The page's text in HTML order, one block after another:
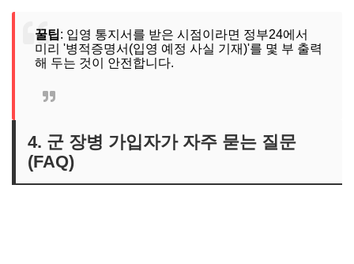
꿀팁: 입영 통지서를 받은 시점이라면 정부24에서
미리 '병적증명서(입영 예정 사실 기재)'를 몇 부 출력
해 두는 것이 안전합니다.
4. 군 장병 가입자가 자주 묻는 질문
(FAQ)